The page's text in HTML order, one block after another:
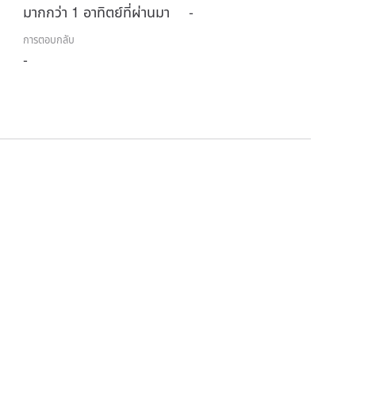
มากกว่า 1 อาทิตย์ที่ผ่านมา -
การตอบกลับ
-